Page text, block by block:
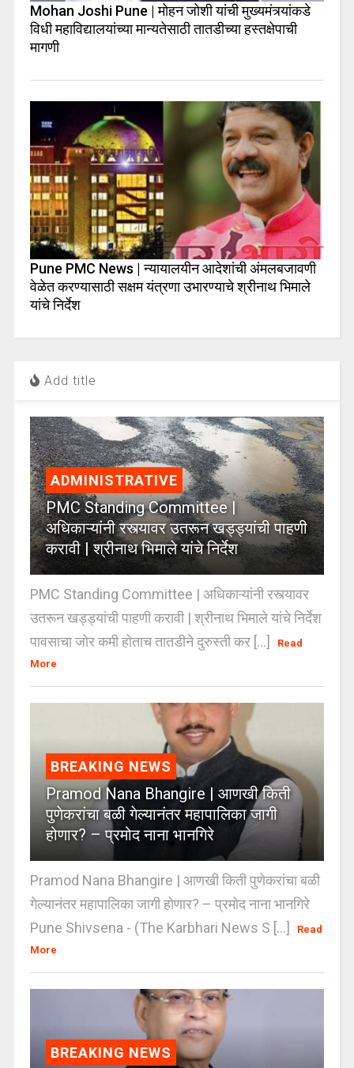
Mohan Joshi Pune | मोहन जोशी यांची मुख्यमंत्र्यांकडे
विधी महाविद्यालयांच्या मान्यतेसाठी तातडीच्या हस्तक्षेपाची
मागणी
Pune PMC News | न्यायालयीन आदेशांची अंमलबजावणी
वेळेत करण्यासाठी सक्षम यंत्रणा उभारण्याचे श्रीनाथ भिमाले
यांचे निर्देश
Add title
ADMINISTRATIVE
PMC Standing Committee |
अधिकाऱ्यांनी रस्त्यावर उतरून खड्ड्यांची पाहणी
करावी | श्रीनाथ भिमाले यांचे निर्देश
PMC Standing Committee | अधिकाऱ्यांनी रस्त्यावर
उतरून खड्ड्यांची पाहणी करावी | श्रीनाथ भिमाले यांचे निर्देश
पावसाचा जोर कमी होताच तातडीने दुरुस्ती कर [...]
Read
More
BREAKING NEWS
Pramod Nana Bhangire | आणखी किती
पुणेकरांचा बळी गेल्यानंतर महापालिका जागी
होणार? – प्रमोद नाना भानगिरे
Pramod Nana Bhangire | आणखी किती पुणेकरांचा बळी
गेल्यानंतर महापालिका जागी होणार? – प्रमोद नाना भानगिरे
Pune Shivsena - (The Karbhari News S [...]
Read
More
BREAKING NEWS